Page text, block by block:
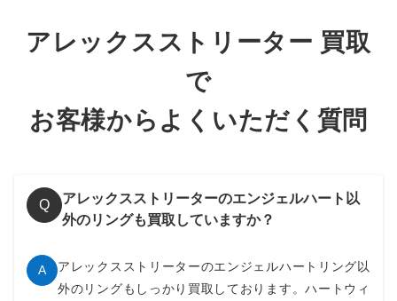
アレックスストリーター 買取
で
お客様からよくいただく質問
Q
アレックスストリーターのエンジェルハート以
外のリングも買取していますか？
A
アレックスストリーターのエンジェルハートリング以
外のリングもしっかり買取しております。ハートウィ